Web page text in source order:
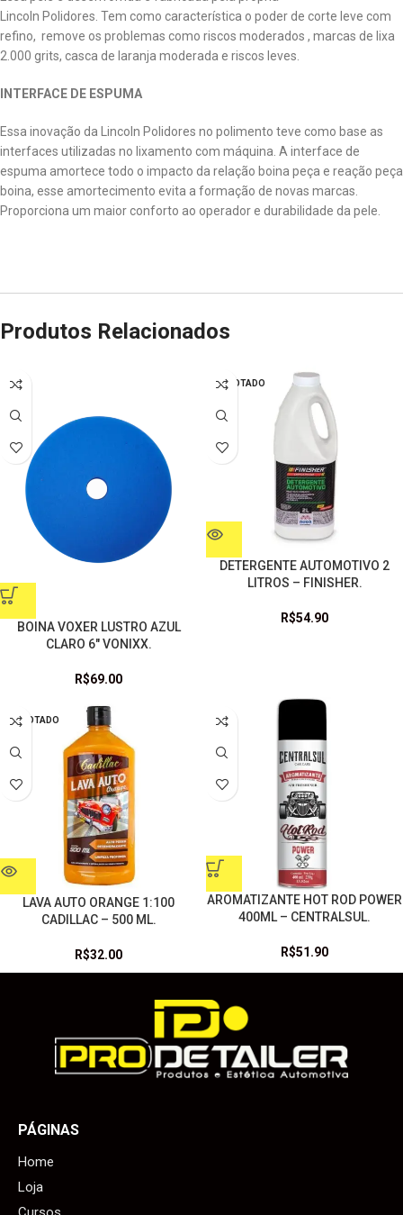
Lincoln Polidores. Tem como característica o poder de corte leve com
refino, remove os problemas como riscos moderados , marcas de lixa
2.000 grits, casca de laranja moderada e riscos leves.
INTERFACE DE ESPUMA
Essa inovação da Lincoln Polidores no polimento teve como base as
interfaces utilizadas no lixamento com máquina. A interface de
espuma amortece todo o impacto da relação boina peça e reação peça
boina, esse amortecimento evita a formação de novas marcas.
Proporciona um maior conforto ao operador e durabilidade da pele.
Produtos Relacionados
BOINA VOXER LUSTRO AZUL
CLARO 6″ VONIXX.
R$69.00
ESGOTADO
DETERGENTE AUTOMOTIVO 2
LITROS – FINISHER.
R$54.90
ESGOTADO
LAVA AUTO ORANGE 1:100
CADILLAC – 500 ML.
R$32.00
AROMATIZANTE HOT ROD POWER
400ML – CENTRALSUL.
R$51.90
PÁGINAS
Home
Loja